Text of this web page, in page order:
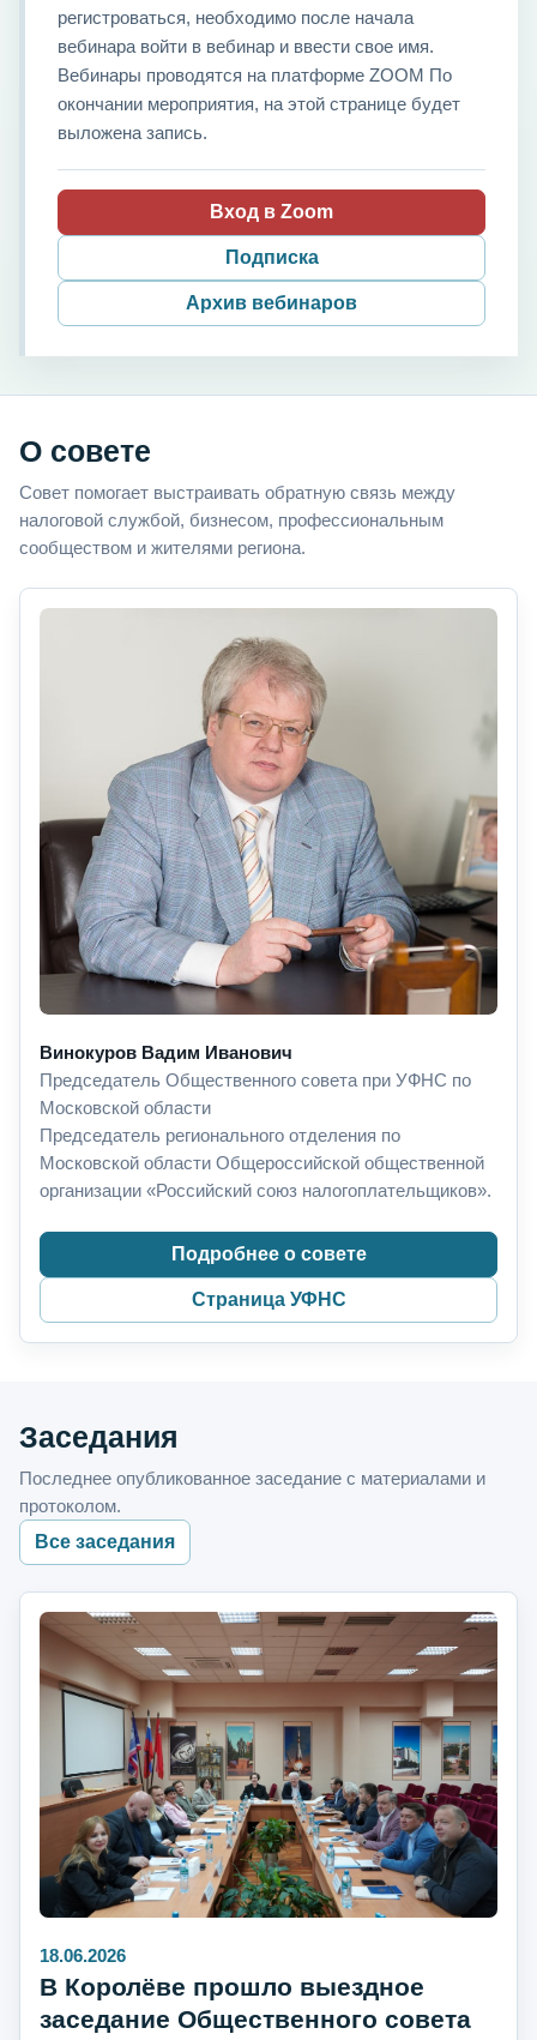
регистроваться, необходимо после начала
вебинара войти в вебинар и ввести свое имя.
Вебинары проводятся на платформе ZOOM По
окончании мероприятия, на этой странице будет
выложена запись.
Вход в Zoom
Подписка
Архив вебинаров
О совете
Совет помогает выстраивать обратную связь между
налоговой службой, бизнесом, профессиональным
сообществом и жителями региона.
Винокуров Вадим Иванович
Председатель Общественного совета при УФНС по
Московской области
Председатель регионального отделения по
Московской области Общероссийской общественной
организации «Российский союз налогоплательщиков».
Подробнее о совете
Страница УФНС
Заседания
Последнее опубликованное заседание с материалами и
протоколом.
Все заседания
18.06.2026
В Королёве прошло выездное
заседание Общественного совета